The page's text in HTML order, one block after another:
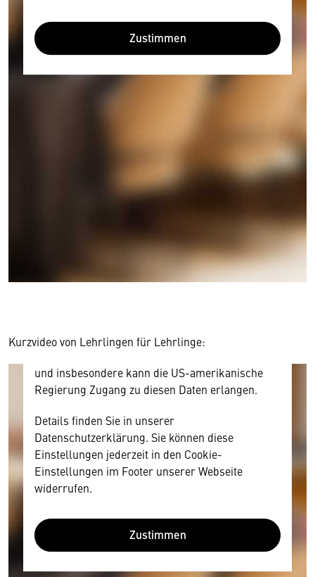
Zustimmen
Kurzvideo von Lehrlingen für Lehrlinge:
Wir benötigen Ihre Zustimmung
Hier würden wir Ihnen gerne einen externen
Inhalt anzeigen. Dafür benötigen wir allerdings
Ihre Zustimmung, da Ihr Browser
Diese Daten unterliegen keinem dem EU-
und insbesondere kann die US-amerikanische
Regierung Zugang zu diesen Daten erlangen.
Details finden Sie in unserer
Datenschutzerklärung. Sie können diese
Einstellungen jederzeit in den Cookie-
Einstellungen im Footer unserer Webseite
widerrufen.
Zustimmen